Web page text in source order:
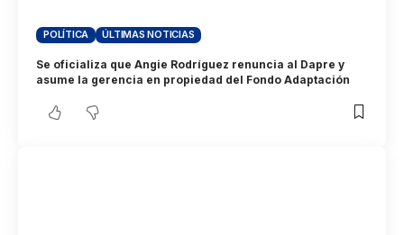
POLÍTICA ÚLTIMAS NOTICIAS
Se oficializa que Angie Rodríguez renuncia al Dapre y
asume la gerencia en propiedad del Fondo Adaptación